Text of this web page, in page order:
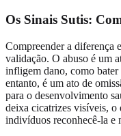
Os Sinais Sutis:
Compreender a diferença
validação. O abuso é um
infligem dano, como
entanto, é um ato de
para o desenvolvimento
deixa cicatrizes visíveis,
indivíduos reconhecê-la e